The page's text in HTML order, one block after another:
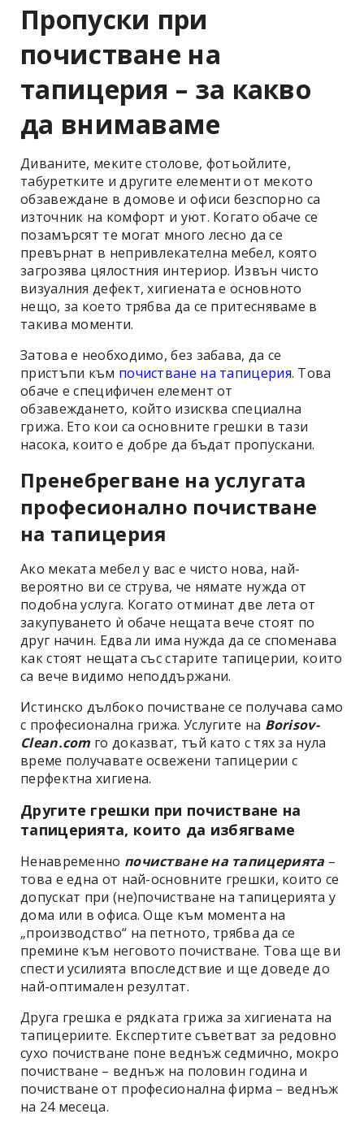
Пропуски при
почистване на
тапицерия – за какво
да внимаваме
Диваните, меките столове, фотьойлите,
табуретките и другите елементи от мекото
обзавеждане в домове и офиси безспорно са
източник на комфорт и уют. Когато обаче се
позамърсят те могат много лесно да се
превърнат в непривлекателна мебел, която
загрозява цялостния интериор. Извън чисто
визуалния дефект, хигиената е основното
нещо, за което трябва да се притесняваме в
такива моменти.
Затова е необходимо, без забава, да се
пристъпи към почистване на тапицерия. Това
обаче е специфичен елемент от
обзавеждането, който изисква специална
грижа. Ето кои са основните грешки в тази
насока, които е добре да бъдат пропускани.
Пренебрегване на услугата
професионално почистване
на тапицерия
Ако меката мебел у вас е чисто нова, най-
вероятно ви се струва, че нямате нужда от
подобна услуга. Когато отминат две лета от
закупуването ѝ обаче нещата вече стоят по
друг начин. Едва ли има нужда да се споменава
как стоят нещата със старите тапицерии, които
са вече видимо неподдържани.
Истинско дълбоко почистване се получава само
с професионална грижа. Услугите на Borisov-
Clean.com го доказват, тъй като с тях за нула
време получавате освежени тапицерии с
перфектна хигиена.
Другите грешки при почистване на
тапицерията, които да избягваме
Ненавременно почистване на тапицерията –
това е една от най-основните грешки, които се
допускат при (не)почистване на тапицерията у
дома или в офиса. Още към момента на
„производство“ на петното, трябва да се
премине към неговото почистване. Това ще ви
спести усилията впоследствие и ще доведе до
най-оптимален резултат.
Друга грешка е рядката грижа за хигиената на
тапицериите. Експертите съветват за редовно
сухо почистване поне веднъж седмично, мокро
почистване – веднъж на половин година и
почистване от професионална фирма – веднъж
на 24 месеца.